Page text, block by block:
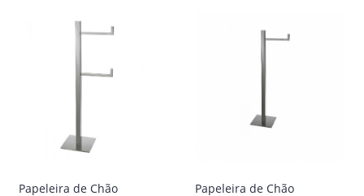
Papeleira de Chão
Papeleira de Chão